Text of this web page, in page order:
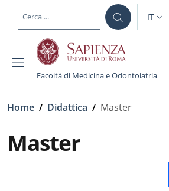
al contenuto principale
IT
Facoltà di Medicina e Odontoiatria
Briciole di pane
Home / Didattica / Master
Master